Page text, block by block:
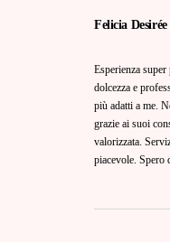
Felicia Desirée
Esperienza
dolcezza e
più adatti a me.
grazie ai suoi
valorizzata.
piacevole. Spero